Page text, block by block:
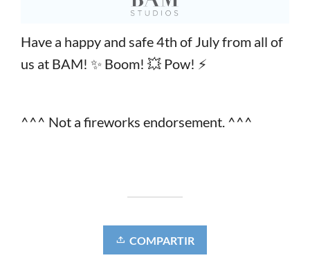
Have a happy and safe 4th of July from all of
us at BAM! ✨ Boom! 💥 Pow! ⚡️
^^^ Not a fireworks endorsement. ^^^
COMPARTIR